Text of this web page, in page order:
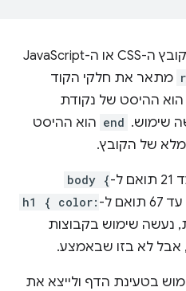
היא כתובת ה-URL של קובץ ה-CSS או ה-JavaScript
מתאר את חלקי הקוד
הוא ההיסט של נקודת
שימוש.
end הוא ההיסט
של הקובץ.
body {
h1 { color:
נעשה שימוש בקבוצות
אבל לא בזו שבאמצע.
בטעינת הדף ולייצא את